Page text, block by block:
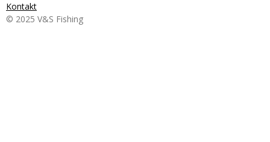
Kontakt
© 2025 V&S Fishing